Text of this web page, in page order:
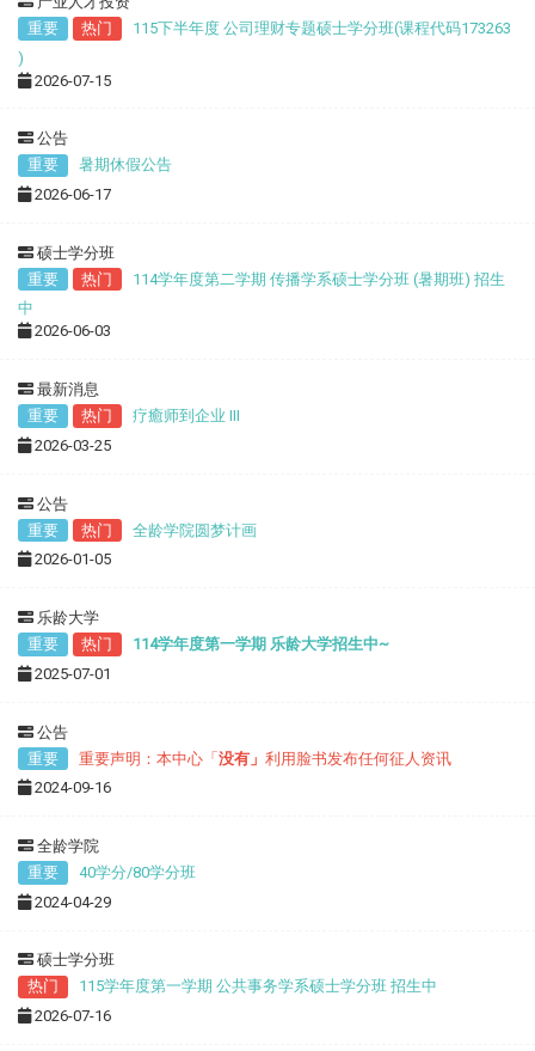
重要
热门
115下半年度 公司理财专题硕士学分班(课程代码173263
)
2026-07-15
公告
重要
暑期休假公告
2026-06-17
硕士学分班
重要
热门
114学年度第二学期 传播学系硕士学分班 (暑期班) 招生
中
2026-06-03
最新消息
重要
热门
疗癒师到企业 III
2026-03-25
公告
重要
热门
全龄学院圆梦计画
2026-01-05
乐龄大学
重要
热门
114学年度第一学期 乐龄大学招生中~
2025-07-01
公告
重要
重要声明：本中心「没有」 利用脸书发布任何征人资讯
2024-09-16
全龄学院
重要
40学分/80学分班
2024-04-29
硕士学分班
热门
115学年度第一学期 公共事务学系硕士学分班 招生中
2026-07-16